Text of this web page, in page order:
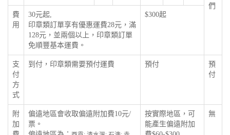
們
費
用
30元起,
印章類訂單享有優惠運費28元，滿
128元，並兩個以上，印章類訂單
免順豐基本運費。
$300起
支
付
方
式
到付，印章類需要預付運費 預付
預
付
附
加
偏遠地區會收取偏遠附加費10元/
票。
按實際地區，可
能產生偏遠附加
無